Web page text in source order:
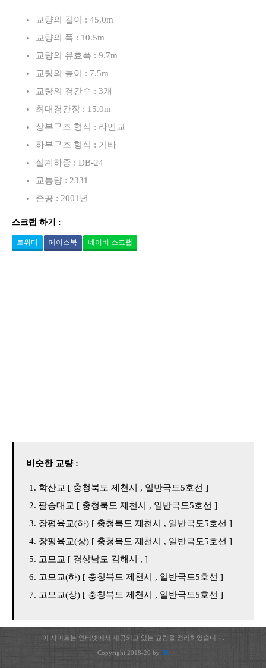
교량의 길이 : 45.0m
교량의 폭 : 10.5m
교량의 유효폭 : 9.7m
교량의 높이 : 7.5m
교량의 경간수 : 3개
최대경간장 : 15.0m
상부구조 형식 : 라멘교
하부구조 형식 : 기타
설계하중 : DB-24
교통량 : 2331
준공 : 2001년
스크랩 하기 :
트위터 페이스북 네이버 스크랩
비슷한 교량 :
학산교 [ 충청북도 제천시 , 일반국도5호선 ]
팔송대교 [ 충청북도 제천시 , 일반국도5호선 ]
장평육교(하) [ 충청북도 제천시 , 일반국도5호선 ]
장평육교(상) [ 충청북도 제천시 , 일반국도5호선 ]
고모교 [ 경상남도 김해시 , ]
고모교(하) [ 충청북도 제천시 , 일반국도5호선 ]
고모교(상) [ 충청북도 제천시 , 일반국도5호선 ]
이 사이트는 인터넷에서 제공되고 있는 교량을 정리하였습니다.
Copyright 2018-20 by JH